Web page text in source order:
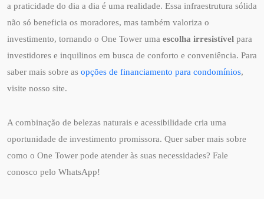
a praticidade do dia a dia é uma realidade. Essa infraestrutura sólida
não só beneficia os moradores, mas também valoriza o
investimento, tornando o One Tower uma escolha irresistível para
investidores e inquilinos em busca de conforto e conveniência. Para
saber mais sobre as opções de financiamento para condomínios,
visite nosso site.
A combinação de belezas naturais e acessibilidade cria uma
oportunidade de investimento promissora. Quer saber mais sobre
como o One Tower pode atender às suas necessidades? Fale
conosco pelo WhatsApp!